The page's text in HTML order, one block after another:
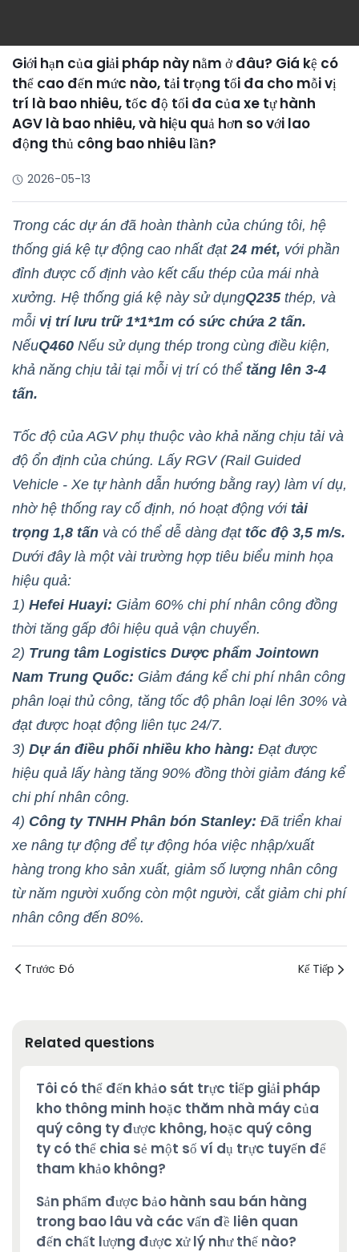
Giới hạn của giải pháp này nằm ở đâu? Giá kệ có
thể cao đến mức nào, tải trọng tối đa cho mỗi vị
trí là bao nhiêu, tốc độ tối đa của xe tự hành
AGV là bao nhiêu, và hiệu quả hơn so với lao
động thủ công bao nhiêu lần?
2026-05-13
Trong các dự án đã hoàn thành của chúng tôi, hệ
thống giá kệ tự động cao nhất đạt24 mét, với phần
đỉnh được cố định vào kết cấu thép của mái nhà
xưởng. Hệ thống giá kệ này sử dụngQ235thép, và
mỗi vị trí lưu trữ 1*1*1m có sức chứa 2 tấn.
NếuQ460 Nếu sử dụng thép trong cùng điều kiện,
khả năng chịu tải tại mỗi vị trí có thể tăng lên 3-4
tấn.
Tốc độ của AGV phụ thuộc vào khả năng chịu tải và
độ ổn định của chúng. Lấy RGV (Rail Guided
Vehicle - Xe tự hành dẫn hướng bằng ray) làm ví dụ,
nhờ hệ thống ray cố định, nó hoạt động với tải
trọng 1,8 tấn và có thể dễ dàng đạt tốc độ 3,5 m/s.
Dưới đây là một vài trường hợp tiêu biểu minh họa
hiệu quả:
1) Hefei Huayi: Giảm 60% chi phí nhân công đồng
thời tăng gấp đôi hiệu quả vận chuyển.
2) Trung tâm Logistics Dược phẩm Jointown
Nam Trung Quốc: Giảm đáng kể chi phí nhân công
phân loại thủ công, tăng tốc độ phân loại lên 30% và
đạt được hoạt động liên tục 24/7.
3) Dự án điều phối nhiều kho hàng: Đạt được
hiệu quả lấy hàng tăng 90% đồng thời giảm đáng kể
chi phí nhân công.
4) Công ty TNHH Phân bón Stanley: Đã triển khai
xe nâng tự động để tự động hóa việc nhập/xuất
hàng trong kho sản xuất, giảm số lượng nhân công
từ năm người xuống còn một người, cắt giảm chi phí
nhân công đến 80%.
Trước Đó Kế Tiếp
Related questions
Tôi có thể đến khảo sát trực tiếp giải pháp
kho thông minh hoặc thăm nhà máy của
quý công ty được không, hoặc quý công
ty có thể chia sẻ một số ví dụ trực tuyến để
tham khảo không?
Sản phẩm được bảo hành sau bán hàng
trong bao lâu và các vấn đề liên quan
đến chất lượng được xử lý như thế nào?